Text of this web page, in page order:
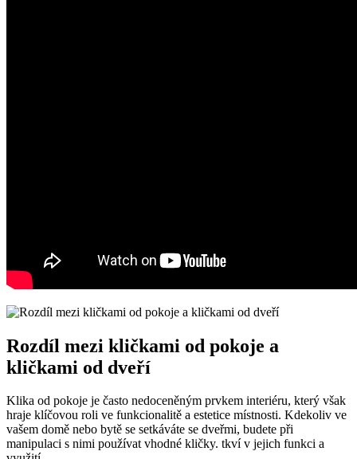
Rozdíl mezi kličkami od‌ pokoje a
kličkami od dveří
Klika od pokoje ⁤je často nedoceněným prvkem interiéru,⁣ který však
⁢hraje klíčovou roli ve funkcionalitě a estetice místnosti. Kdekoliv ve ​
vašem domě nebo bytě se setkáváte se dveřmi, budete při
⁣manipulaci s nimi používat vhodné kličky.⁢ tkví v jejich funkci a